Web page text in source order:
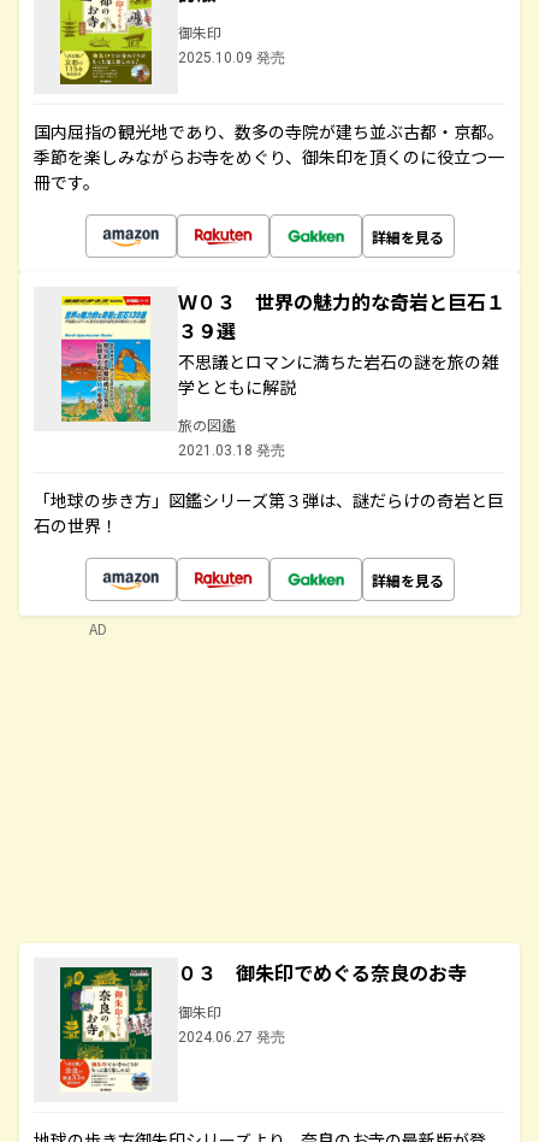
御朱印
2025.10.09 発売
国内屈指の観光地であり、数多の寺院が建ち並ぶ古都・京都。
季節を楽しみながらお寺をめぐり、御朱印を頂くのに役立つ一
冊です。
詳細を見る
Ｗ０３ 世界の魅力的な奇岩と巨石１
３９選
不思議とロマンに満ちた岩石の謎を旅の雑
学とともに解説
旅の図鑑
2021.03.18 発売
「地球の歩き方」図鑑シリーズ第３弾は、謎だらけの奇岩と巨
石の世界！
詳細を見る
０３ 御朱印でめぐる奈良のお寺
御朱印
2024.06.27 発売
AD